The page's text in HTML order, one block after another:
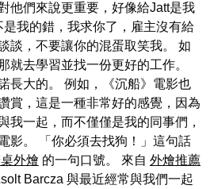
他們來說更重要，好像給Jatt是我
是我的錯，我求你了，雇主沒有給
談，不要讓你的混蛋取笑我。 如
就去學習並找一份更好的工作。
長大的。 例如，《沉船》電影也
賞，這是一種非常好的感覺，因為
我一起，而不僅僅是我的同事們，
影。 「你必須去找狗！」這句話
外燴 的一句口號。 來自 外燴推薦
Barcza 與最近經常與我們一起